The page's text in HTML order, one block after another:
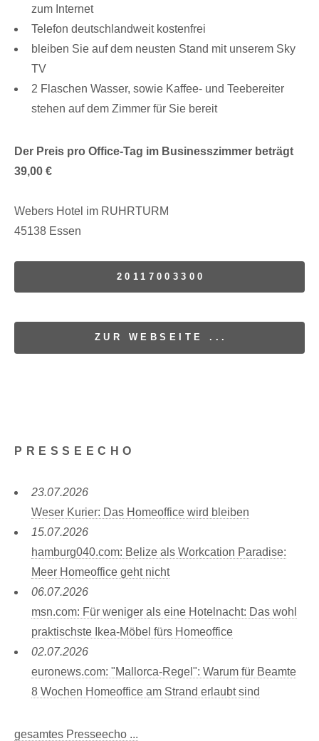
zum Internet
Telefon deutschlandweit kostenfrei
bleiben Sie auf dem neusten Stand mit unserem Sky
TV
2 Flaschen Wasser, sowie Kaffee- und Teebereiter
stehen auf dem Zimmer für Sie bereit
Der Preis pro Office-Tag im Businesszimmer beträgt
39,00 €
Webers Hotel im RUHRTURM
45138 Essen
20117003300
ZUR WEBSEITE ...
PRESSEECHO
23.07.2026
Weser Kurier: Das Homeoffice wird bleiben
15.07.2026
hamburg040.com: Belize als Workcation Paradise:
Meer Homeoffice geht nicht
06.07.2026
msn.com: Für weniger als eine Hotelnacht: Das wohl
praktischste Ikea-Möbel fürs Homeoffice
02.07.2026
euronews.com: "Mallorca-Regel": Warum für Beamte
8 Wochen Homeoffice am Strand erlaubt sind
gesamtes Presseecho ...